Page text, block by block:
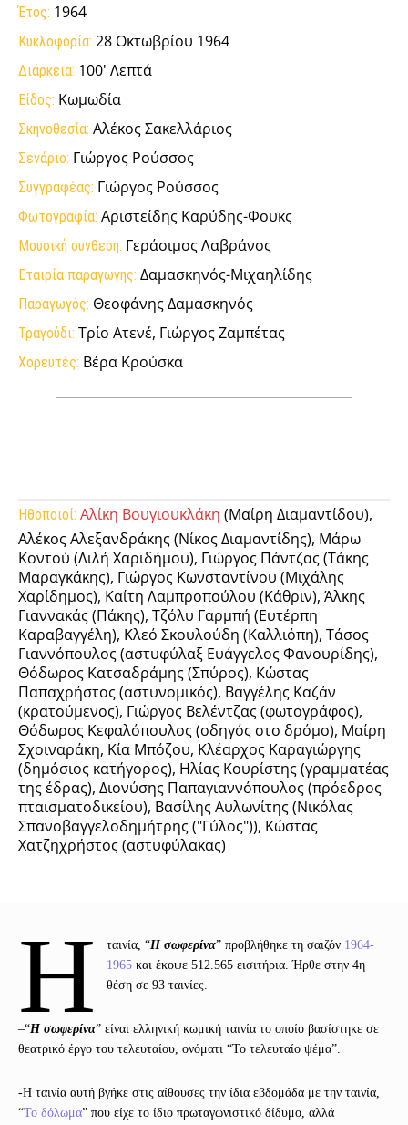
Έτος: 1964
Κυκλοφορία: 28 Οκτωβρίου 1964
Διάρκεια: 100' Λεπτά
Είδος: Κωμωδία
Σκηνοθεσία: Αλέκος Σακελλάριος
Σενάριο: Γιώργος Ρούσσος
Συγγραφέας: Γιώργος Ρούσσος
Φωτογραφία: Αριστείδης Καρύδης-Φουκς
Μουσική συνθεση: Γεράσιμος Λαβράνος
Εταιρία παραγωγης: Δαμασκηνός-Μιχαηλίδης
Παραγωγός: Θεοφάνης Δαμασκηνός
Τραγούδι: Τρίο Ατενέ, Γιώργος Ζαμπέτας
Χορευτές: Βέρα Κρούσκα
Ηθοποιοί: Αλίκη Βουγιουκλάκη (Μαίρη Διαμαντίδου),
Αλέκος Αλεξανδράκης (Νίκος Διαμαντίδης), Μάρω
Κοντού (Λιλή Χαριδήμου), Γιώργος Πάντζας (Τάκης
Μαραγκάκης), Γιώργος Κωνσταντίνου (Μιχάλης
Χαρίδημος), Καίτη Λαμπροπούλου (Κάθριν), Άλκης
Γιαννακάς (Πάκης), Τζόλυ Γαρμπή (Ευτέρπη
Καραβαγγέλη), Κλεό Σκουλούδη (Καλλιόπη), Τάσος
Γιαννόπουλος (αστυφύλαξ Ευάγγελος Φανουρίδης),
Θόδωρος Κατσαδράμης (Σπύρος), Κώστας
Παπαχρήστος (αστυνομικός), Βαγγέλης Καζάν
(κρατούμενος), Γιώργος Βελέντζας (φωτογράφος),
Θόδωρος Κεφαλόπουλος (οδηγός στο δρόμο), Μαίρη
Σχοιναράκη, Κία Μπόζου, Κλέαρχος Καραγιώργης
(δημόσιος κατήγορος), Ηλίας Κουρίστης (γραμματέας
της έδρας), Διονύσης Παπαγιαννόπουλος (πρόεδρος
πταισματοδικείου), Βασίλης Αυλωνίτης (Νικόλας
Σπανοβαγγελοδημήτρης ("Γύλος")), Κώστας
Χατζηχρήστος (αστυφύλακας)
Η ταινία, “Η σωφερίνα” προβλήθηκε τη σαιζόν 1964-
1965και έκοψε 512.565 εισιτήρια. Ήρθε στην 4η
θέση σε 93 ταινίες.
–“Η σωφερίνα” είναι ελληνική κωμική ταινία το οποίο βασίστηκε σε
θεατρικό έργο του τελευταίου, ονόματι “Το τελευταίο ψέμα”.
-Η ταινία αυτή βγήκε στις αίθουσες την ίδια εβδομάδα με την ταινία,
“Το δόλωμα” που είχε το ίδιο πρωταγωνιστικό δίδυμο, αλλά